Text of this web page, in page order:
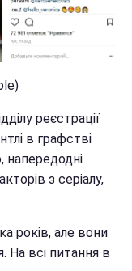
реєстрації
в графстві
з серіалу,
років, але вони
На всі питання в